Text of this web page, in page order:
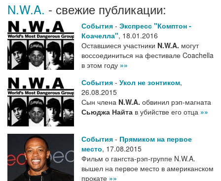
N.W.A. - свежие публикации:
События - Экспресс "Комптон -
Коачелла", 18.01.2016
Оставшиеся участники N.W.A. могут
воссоединиться на фестивале Coachella
в этом году »»
События - Укол не зонтиком,
26.08.2015
Сын члена N.W.A. обвинил рэп-магната
Сьюджа Найта в убийстве его отца »»
События - Прямиком на первое
место, 17.08.2015
Фильм о гангста-рэп-группе N.W.A.
вышел на первое место в американском
прокате »»